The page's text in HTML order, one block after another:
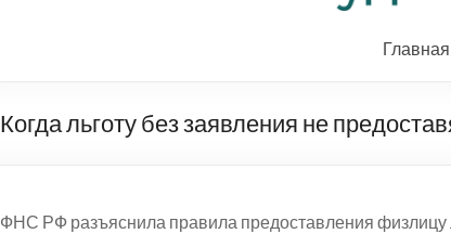
Главная
Когда льготу без заявления не
ФНС РФ разъяснила правила предоставления физлицу